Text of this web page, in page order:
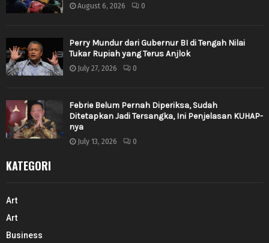
August 6, 2026 0
Perry Mundur dari Gubernur BI di Tengah Nilai
Tukar Rupiah yang Terus Anjlok
July 27, 2026 0
Febrie Belum Pernah Diperiksa, Sudah
Ditetapkan Jadi Tersangka, Ini Penjelasan KUHAP-
nya
July 13, 2026 0
KATEGORI
Art
Art
Business